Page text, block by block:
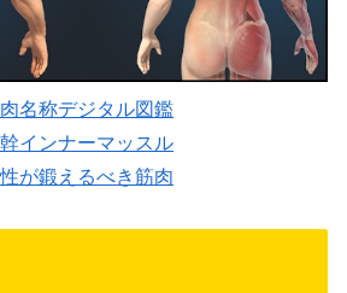
名称デジタル図鑑
インナーマッスル
が鍛えるべき筋肉